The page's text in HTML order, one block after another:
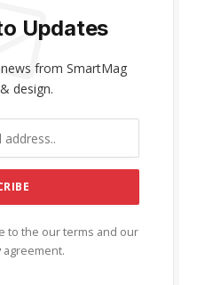
Updates
from SmartMag
design.
to the our terms and our
agreement.